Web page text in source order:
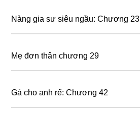
Nàng gia sư siêu ngầu: Chương 23
Mẹ đơn thân chương 29
Gả cho anh rể: Chương 42